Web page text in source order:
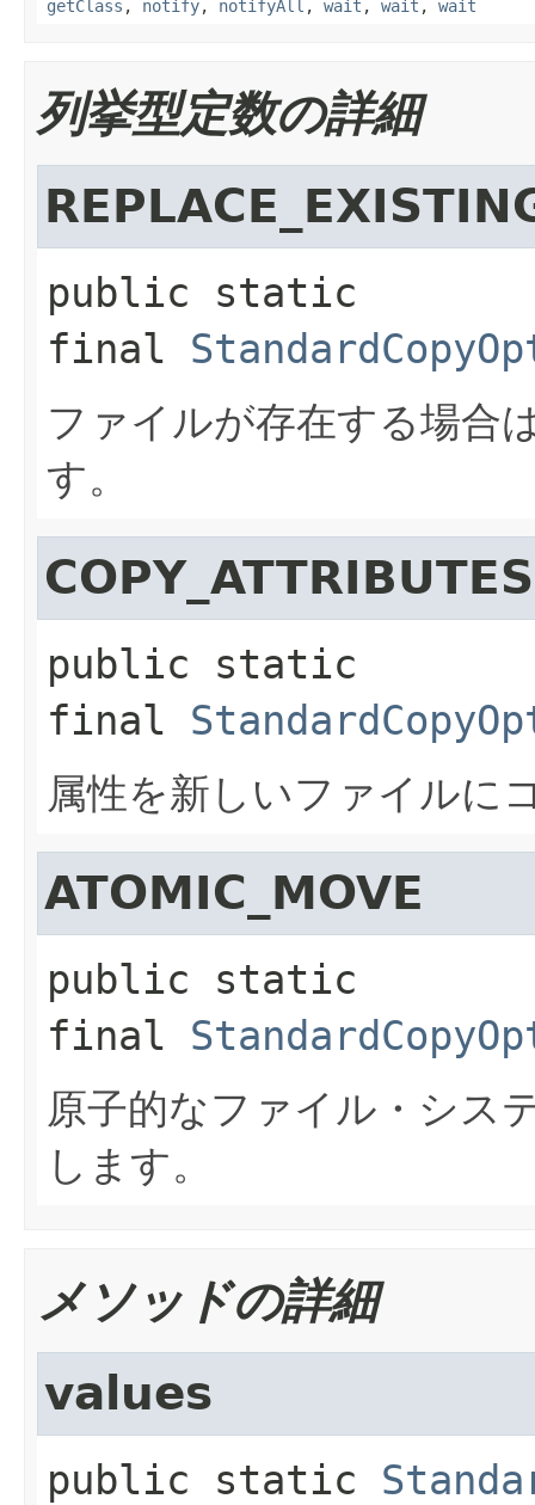
getClass , notify, notifyAll , wait , wait , wait
列挙型定数の詳細
public static
final
ファイルが存在する場合
す。
COPY_ATTRIBUTES
public static
final
属性を新しいファイルに
ATOMIC_MOVE
public static
final
原子的なファイル・シス
します。
メソッドの詳細
values
public static